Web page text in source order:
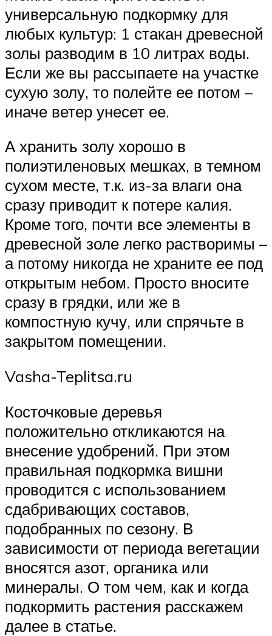
универсальную подкормку для
любых культур: 1 стакан древесной
золы разводим в 10 литрах воды.
Если же вы рассыпаете на участке
сухую золу, то полейте ее потом –
иначе ветер унесет ее.
А хранить золу хорошо в
полиэтиленовых мешках, в темном
сухом месте, т.к. из-за влаги она
сразу приводит к потере калия.
Кроме того, почти все элементы в
древесной золе легко растворимы –
а потому никогда не храните ее под
открытым небом. Просто вносите
сразу в грядки, или же в
компостную кучу, или спрячьте в
закрытом помещении.
Vasha-Teplitsa.ru
Косточковые деревья
положительно откликаются на
внесение удобрений. При этом
правильная подкормка вишни
проводится с использованием
сдабривающих составов,
подобранных по сезону. В
зависимости от периода вегетации
вносятся азот, органика или
минералы. О том чем, как и когда
подкормить растения расскажем
далее в статье.